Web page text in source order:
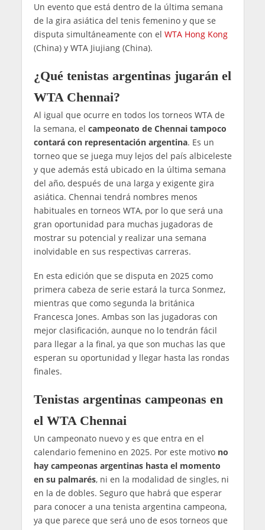
Un evento que está dentro de la última semana
de la gira asiática del tenis femenino y que se
disputa simultáneamente con el WTA Hong Kong
(China) y WTA Jiujiang (China).
¿Qué tenistas argentinas jugarán el
WTA Chennai?
Al igual que ocurre en todos los torneos WTA de
la semana, el campeonato de Chennai tampoco
contará con representación argentina. Es un
torneo que se juega muy lejos del país albiceleste
y que además está ubicado en la última semana
del año, después de una larga y exigente gira
asiática. Chennai tendrá nombres menos
habituales en torneos WTA, por lo que será una
gran oportunidad para muchas jugadoras de
mostrar su potencial y realizar una semana
inolvidable en sus respectivas carreras.
En esta edición que se disputa en 2025 como
primera cabeza de serie estará la turca Sonmez,
mientras que como segunda la británica
Francesca Jones. Ambas son las jugadoras con
mejor clasificación, aunque no lo tendrán fácil
para llegar a la final, ya que son muchas las que
esperan su oportunidad y llegar hasta las rondas
finales.
Tenistas argentinas campeonas en
el WTA Chennai
Un campeonato nuevo y es que entra en el
calendario femenino en 2025. Por este motivo no
hay campeonas argentinas hasta el momento
en su palmarés, ni en la modalidad de singles, ni
en la de dobles. Seguro que habrá que esperar
para conocer a una tenista argentina campeona,
ya que parece que será uno de esos torneos que